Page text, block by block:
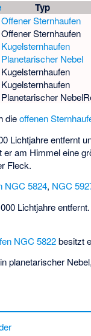
Typ
Offener Sternhaufen
Offener Sternhaufen
Kugelsternhaufen
Planetarischer Nebel
Kugelsternhaufen
Kugelsternhaufen
Planetarischer Nebel
dieoffenen
Lichtjahre entfernt
er am Himmel eine
Fleck.
NGC 5824, NGC
Lichtjahre
NGC 5822besitzt
planetarischer